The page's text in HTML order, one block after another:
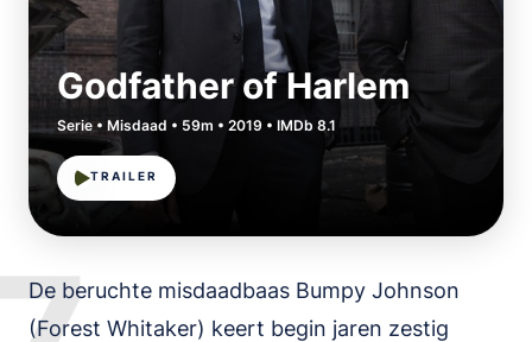
Godfather of Harlem
Serie • Misdaad • 59m • 2019 • IMDb 8.1
TRAILER
De beruchte misdaadbaas Bumpy Johnson
(Forest Whitaker) keert begin jaren zestig